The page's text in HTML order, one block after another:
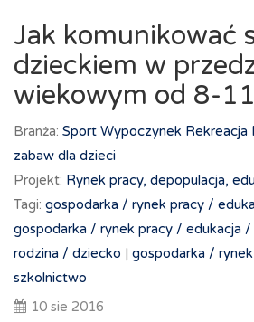
Jak komunikować
dzieckiem w
wiekowym od 8-
Branża: Sport Wypoczynek Rekreacja
zabaw dla dzieci
Projekt: Rynek pracy, depopulacja,
Tagi: gospodarka / rynek pracy /
gospodarka / rynek pracy / edukacja /
rodzina / dziecko | gospodarka /
szkolnictwo
10 sie 2016